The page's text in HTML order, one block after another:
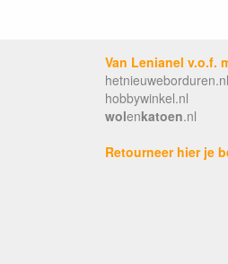
Van Lenianel v.o.f.
hetnieuweborduren.nl
hobbywinkel.nl
wolenkatoen.nl
Retourneer hier je